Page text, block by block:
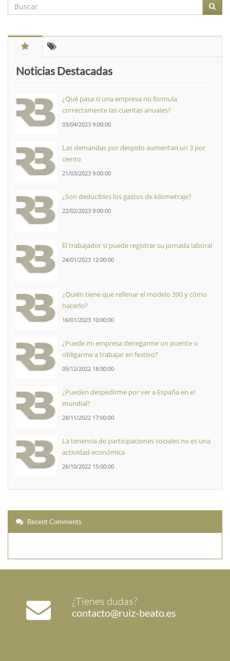
Noticias Destacadas
¿Qué pasa si una empresa no formula
correctamente las cuentas anuales?
03/04/2023 9:00:00
Las demandas por despido aumentan un 3 por
ciento
21/03/2023 9:00:00
¿Son deducibles los gastos de kilometraje?
22/02/2023 9:00:00
El trabajador sí puede registrar su jornada laboral
24/01/2023 12:00:00
¿Quién tiene que rellenar el modelo 390 y cómo
hacerlo?
16/01/2023 10:00:00
¿Puede mi empresa denegarme un puente u
obligarme a trabajar en festivo?
05/12/2022 18:00:00
¿Pueden despedirme por ver a España en el
mundial?
28/11/2022 17:00:00
La tenencia de participaciones sociales no es una
actividad económica
26/10/2022 15:00:00
Recent Comments
¿Tienes dudas?
contacto@ruiz-beato.es